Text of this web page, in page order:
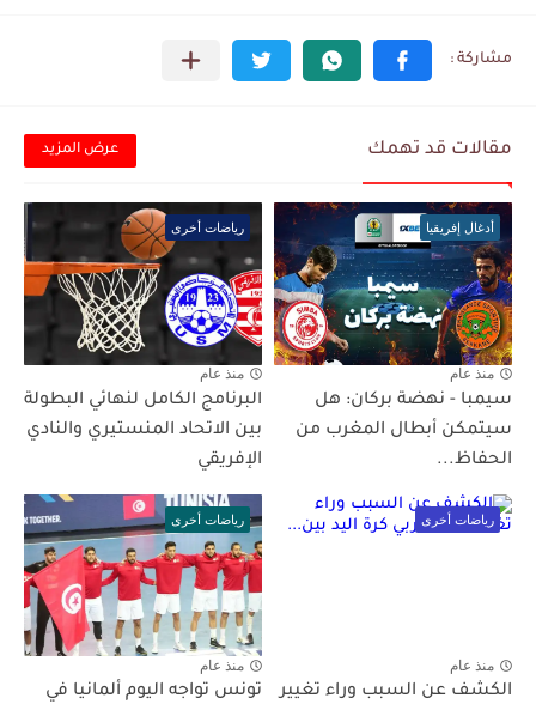
مقالات قد تهمك عرض المزيد
أدغال إفريقيا
منذ عام
سيمبا - نهضة بركان: هل
سيتمكن أبطال المغرب من
الحفاظ...
رياضات أخرى
منذ عام
البرنامج الكامل لنهائي البطولة
بين الاتحاد المنستيري والنادي
الإفريقي
رياضات أخرى
منذ عام
الكشف عن السبب وراء تغيير
رياضات أخرى
منذ عام
تونس تواجه اليوم ألمانيا في